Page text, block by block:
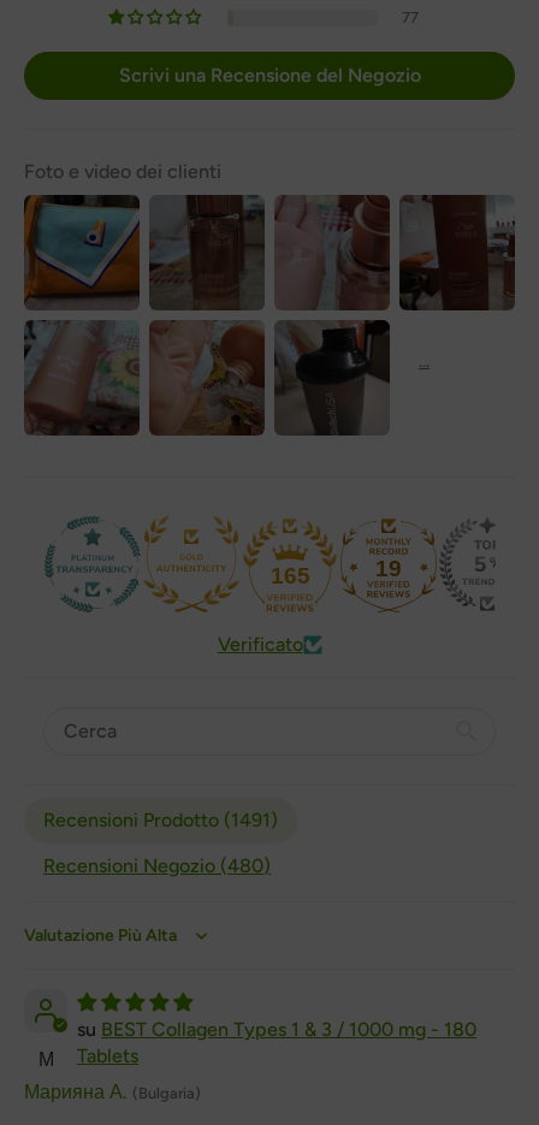
77
Scrivi una Recensione del Negozio
Foto e video dei clienti
165 19
Verificato
Recensioni Prodotto (1491)
Recensioni Negozio (480)
Sort by
М
BEST Collagen Types 1 & 3 / 1000 mg - 180
Tablets
Марияна А. (Bulgaria)